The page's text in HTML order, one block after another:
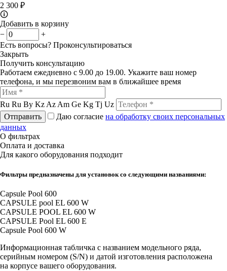
2 300 ₽
🛈
Добавить в корзину
−
+
Есть вопросы? Проконсультироваться
Закрыть
Получить консультацию
Работаем ежедневно с 9.00 до 19.00. Укажите ваш номер
телефона, и мы перезвоним вам в ближайшее время
Ru Ru By Kz Az Am Ge Kg Tj Uz
Отправить
Даю согласие на обработку своих персональных
данных
О фильтрах
Оплата и доставка
Для какого оборудования подходит
Фильтры предназначены для установок со следующими названиями:
Capsule Pool 600
CAPSULE pool EL 600 W
CAPSULE POOL EL 600 W
CAPSULE Pool EL 600 E
Capsule Pool 600 W
Информационная табличка с названием модельного ряда,
серийным номером (S/N) и датой изготовления расположена
на корпусе вашего оборудования.